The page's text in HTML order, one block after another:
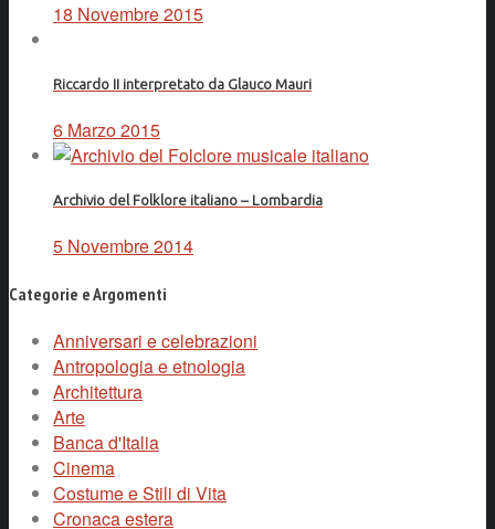
18 Novembre 2015
Riccardo II interpretato da Glauco Mauri
6 Marzo 2015
Archivio del Folklore italiano – Lombardia
5 Novembre 2014
Categorie e Argomenti
Anniversari e celebrazioni
Antropologia e etnologia
Architettura
Arte
Banca d'Italia
Cinema
Costume e Stili di Vita
Cronaca estera